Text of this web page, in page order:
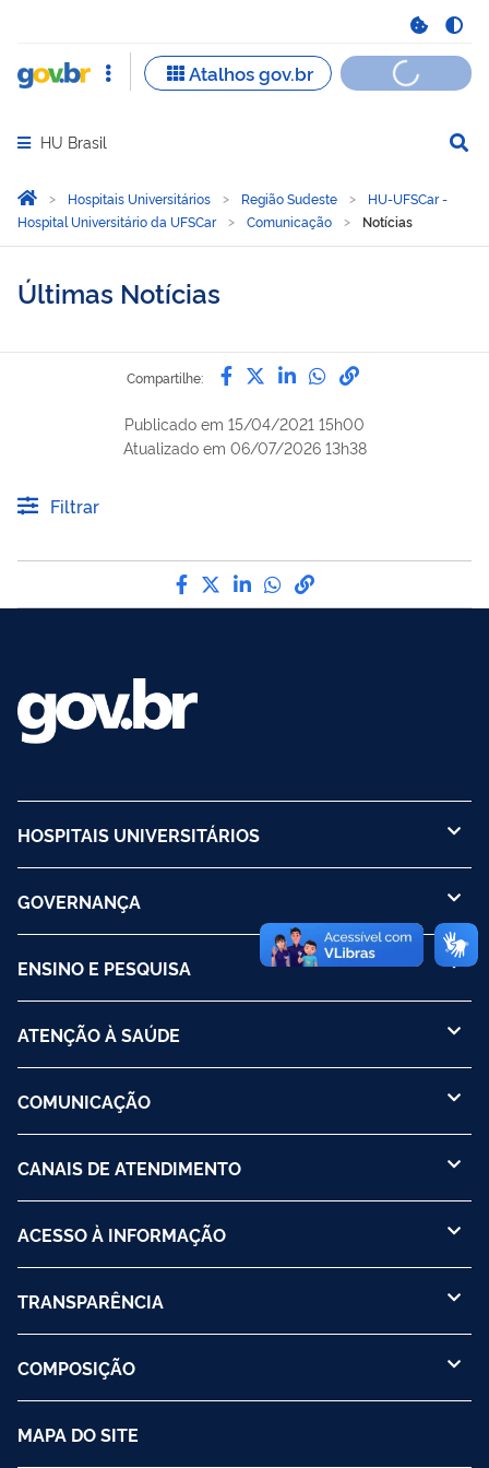
Abrir menu principal de navegação
HU Brasil
Você está aqui:
Página Inicial
Hospitais Universitários Região Sudeste
HU-UFSCar -
Hospital Universitário da UFSCar
Comunicação Notícias
Últimas Notícias
Compartilhe: Compartilhe por Facebook
Compartilhe por Twitter
Compartilhe por
Compartilhe
link para
Publicado em 15/04/2021 15h00
Atualizado em 06/07/2026 13h38
Filtrar
Compartilhe por Facebook
Compartilhe por Twitter
Compartilhe por
Compartilhe por
link para Copiar
HOSPITAIS UNIVERSITÁRIOS
GOVERNANÇA
ENSINO E PESQUISA
ATENÇÃO À SAÚDE
COMUNICAÇÃO
CANAIS DE ATENDIMENTO
ACESSO À INFORMAÇÃO
TRANSPARÊNCIA
COMPOSIÇÃO
MAPA DO SITE